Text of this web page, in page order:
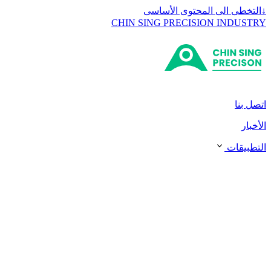
↓ التخطى الى المحتوى الأساسى
CHIN SING PRECISION INDUSTRY
اتصل بنا
الأخبار
التطبيقات